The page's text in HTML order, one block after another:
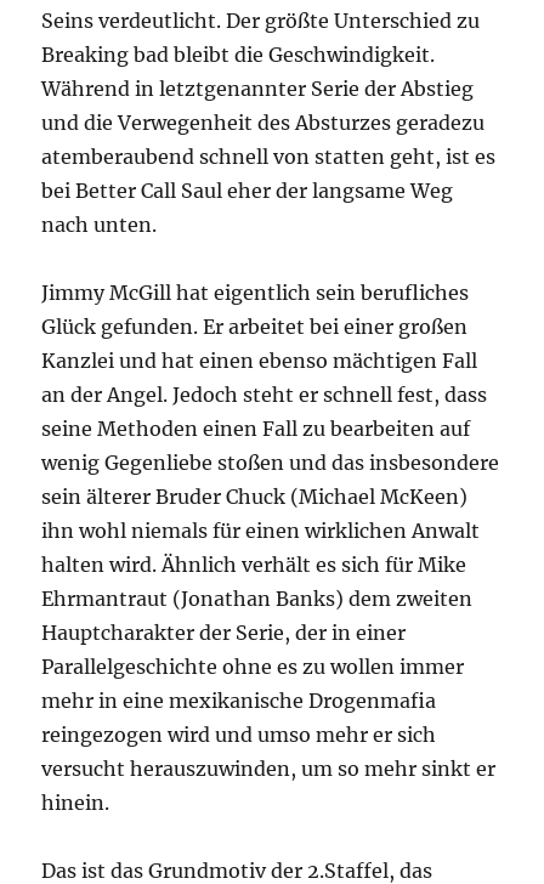
Seins verdeutlicht. Der größte Unterschied zu
Breaking bad bleibt die Geschwindigkeit.
Während in letztgenannter Serie der Abstieg
und die Verwegenheit des Absturzes geradezu
atemberaubend schnell von statten geht, ist es
bei Better Call Saul eher der langsame Weg
nach unten.
Jimmy McGill hat eigentlich sein berufliches
Glück gefunden. Er arbeitet bei einer großen
Kanzlei und hat einen ebenso mächtigen Fall
an der Angel. Jedoch steht er schnell fest, dass
seine Methoden einen Fall zu bearbeiten auf
wenig Gegenliebe stoßen und das insbesondere
sein älterer Bruder Chuck (Michael McKeen)
ihn wohl niemals für einen wirklichen Anwalt
halten wird. Ähnlich verhält es sich für Mike
Ehrmantraut (Jonathan Banks) dem zweiten
Hauptcharakter der Serie, der in einer
Parallelgeschichte ohne es zu wollen immer
mehr in eine mexikanische Drogenmafia
reingezogen wird und umso mehr er sich
versucht herauszuwinden, um so mehr sinkt er
hinein.
Das ist das Grundmotiv der 2.Staffel, das